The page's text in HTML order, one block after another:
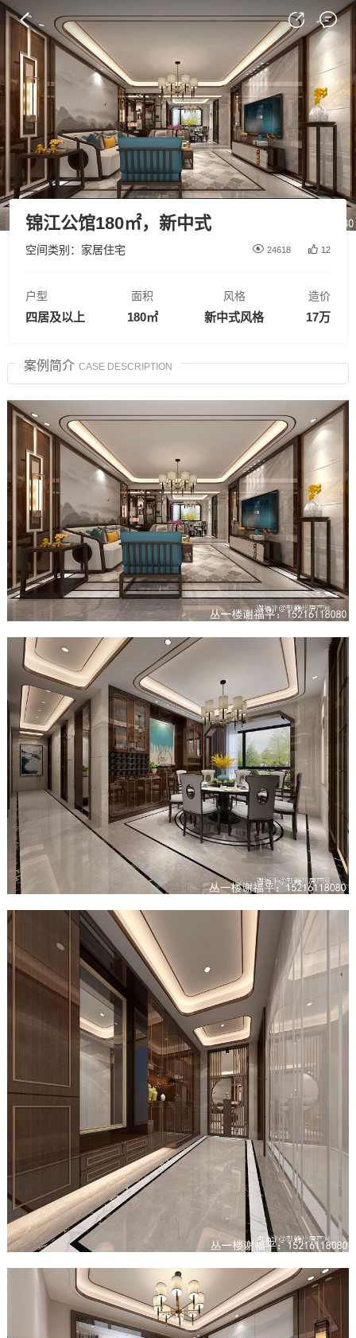
锦江公馆180㎡，新中式
12
 24618
空间类别：家居住宅
户型
四居及以上
面积
180㎡
风格
新中式风格
造价
17万
案例简介 CASE DESCRIPTION